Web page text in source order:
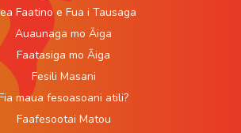
Faatino e Fua i Tausaga
Auaunaga mo Āiga
Faatasiga mo Āiga
Fesili Masani
maua fesoasoani atili?
Faafesootai Matou